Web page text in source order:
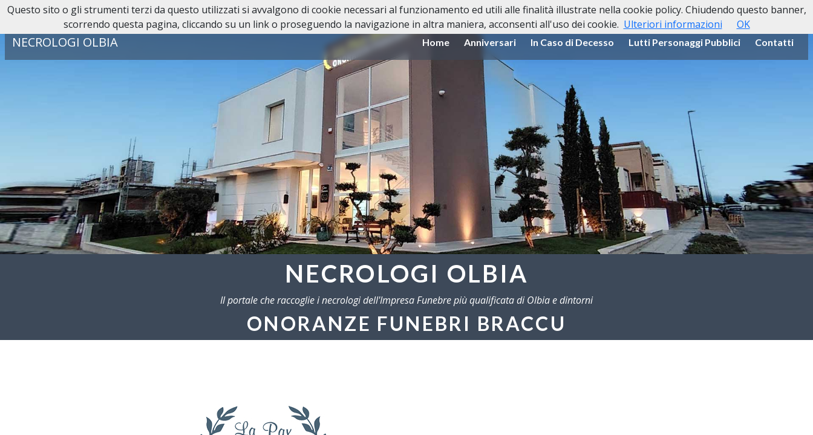
Reperibilità H24: 0789 23 169
NECROLOGI OLBIA Home Anniversari In Caso di Decesso Lutti Personaggi Pubblici Contatti
NECROLOGI OLBIA
Il portale che raccoglie i necrologi dell'Impresa Funebre più qualificata di Olbia e dintorni
ONORANZE FUNEBRI BRACCU
Questo sito o gli strumenti terzi da questo utilizzati si avvalgono di cookie necessari al funzionamento ed utili alle finalità illustrate nella cookie policy. Chiudendo questo banner,
scorrendo questa pagina, cliccando su un link o proseguendo la navigazione in altra maniera, acconsenti all'uso dei cookie. Ulteriori informazioni OK